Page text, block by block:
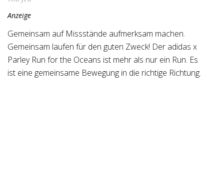
Anzeige
Gemeinsam auf Missstände aufmerksam machen.
Gemeinsam laufen für den guten Zweck! Der adidas x
Parley Run for the Oceans ist mehr als nur ein Run. Es
ist eine gemeinsame Bewegung in die richtige Richtung.